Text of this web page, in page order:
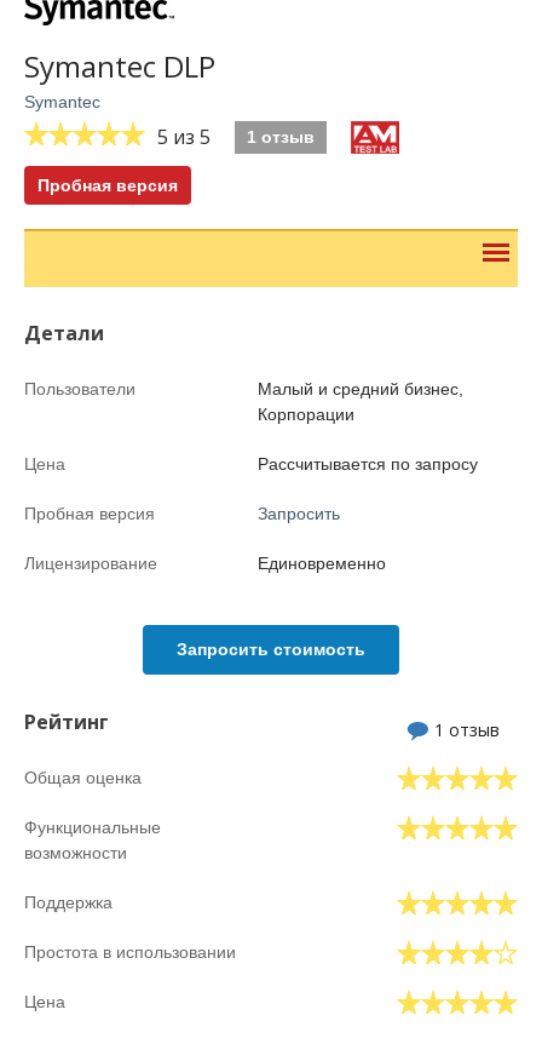
Symantec DLP
Symantec
5 из 5 1 отзыв
Пробная версия
Детали
Пользователи
Малый и средний бизнес,
Корпорации
Цена Рассчитывается по запросу
Пробная версия Запросить
Лицензирование Единовременно
Запросить стоимость
Рейтинг 1 отзыв
Общая оценка
Функциональные
возможности
Поддержка
Простота в использовании
Цена